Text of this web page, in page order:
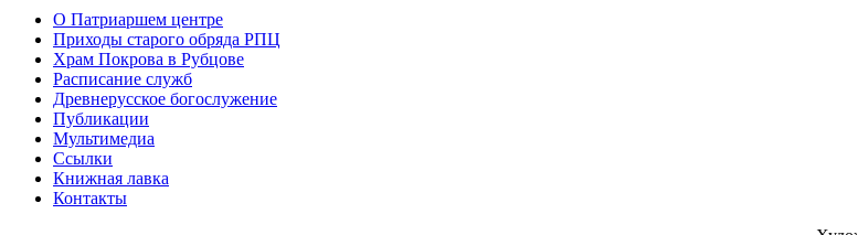
О Патриаршем центре
Приходы старого обряда РПЦ
Храм Покрова в Рубцове
Расписание служб
Древнерусское богослужение
Публикации
Мультимедиа
Ссылки
Книжная лавка
Контакты